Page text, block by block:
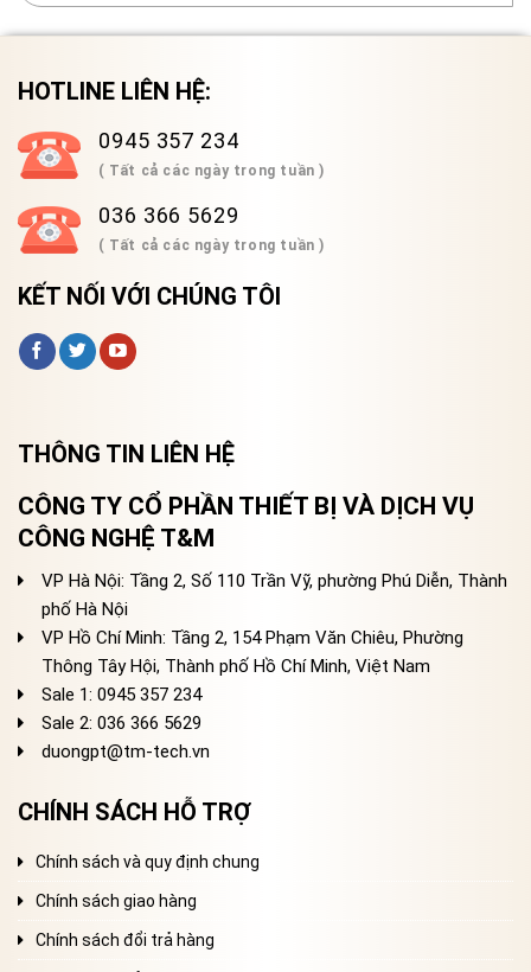
HOTLINE LIÊN HỆ:
0945 357 234
( Tất cả các ngày trong tuần )
036 366 5629
( Tất cả các ngày trong tuần )
KẾT NỐI VỚI CHÚNG TÔI
THÔNG TIN LIÊN HỆ
CÔNG TY CỔ PHẦN THIẾT BỊ VÀ DỊCH VỤ
CÔNG NGHỆ T&M
VP Hà Nội: Tầng 2, Số 110 Trần Vỹ, phường Phú Diễn, Thành
phố Hà Nội
VP Hồ Chí Minh: Tầng 2, 154 Phạm Văn Chiêu, Phường
Thông Tây Hội, Thành phố Hồ Chí Minh, Việt Nam
Sale 1: 0945 357 234
Sale 2: 036 366 5629
duongpt@tm-tech.vn
CHÍNH SÁCH HỖ TRỢ
Chính sách và quy định chung
Chính sách giao hàng
Chính sách đổi trả hàng